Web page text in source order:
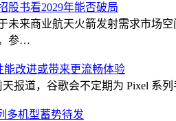
股书看2029年能否破局
未来商业航天火箭发射需求市场
参…
能改进或带来更流畅体验
天报道，谷歌会不定期为 Pixel
多机型蓄势待发